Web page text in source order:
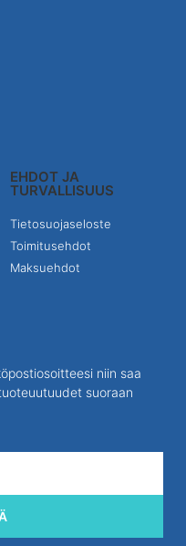
EHDOT JA
TURVALLISUUS
Tietosuojaseloste
Toimitusehdot
Maksuehdot
niin saa
suoraan